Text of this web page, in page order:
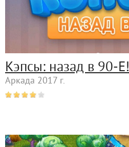
Кэпсы: назад в 90-Е!
Аркада 2017 г.